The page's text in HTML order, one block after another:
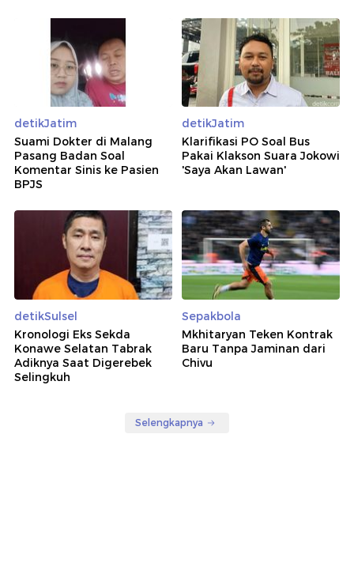
detikJatim
Suami Dokter di Malang
Pasang Badan Soal
Komentar Sinis ke Pasien
BPJS
detikJatim
Klarifikasi PO Soal Bus
Pakai Klakson Suara Jokowi
'Saya Akan Lawan'
detikSulsel
Kronologi Eks Sekda
Konawe Selatan Tabrak
Adiknya Saat Digerebek
Selingkuh
Sepakbola
Mkhitaryan Teken Kontrak
Baru Tanpa Jaminan dari
Chivu
Selengkapnya